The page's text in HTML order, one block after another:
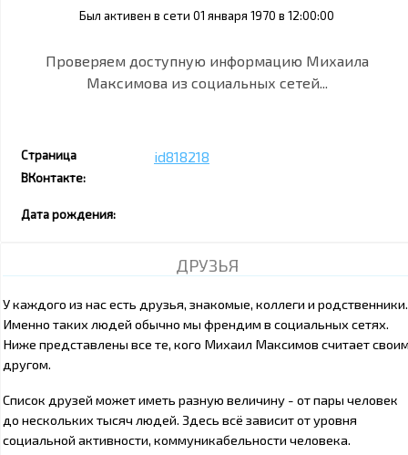
Был активен в сети 01 января 1970 в 12:00:00
Проверяем доступную информацию Михаила
Максимова из социальных сетей...
Страница
ВКонтакте:
id818218
Дата рождения:
ДРУЗЬЯ
У каждого из нас есть друзья, знакомые, коллеги и родственники.
Именно таких людей обычно мы френдим в социальных сетях.
Ниже представлены все те, кого Михаил Максимов считает
другом.
Список друзей может иметь разную величину - от пары человек
до нескольких тысяч людей. Здесь всё зависит от уровня
социальной активности, коммуникабельности человека.